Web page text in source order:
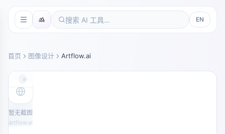
EN
首页 图像设计 Artflow.ai
artflow.ai
暂无截图
artflow.ai